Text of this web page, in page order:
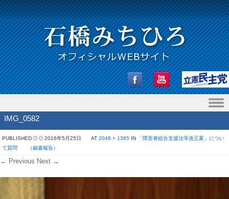
Skip to content
IMG_0582
PUBLISHED 2016年5月25日 AT 2048 × 1365 IN
「障害者総合支援法等改正案」につい
て質問 （秘書報告）
← Previous Next →